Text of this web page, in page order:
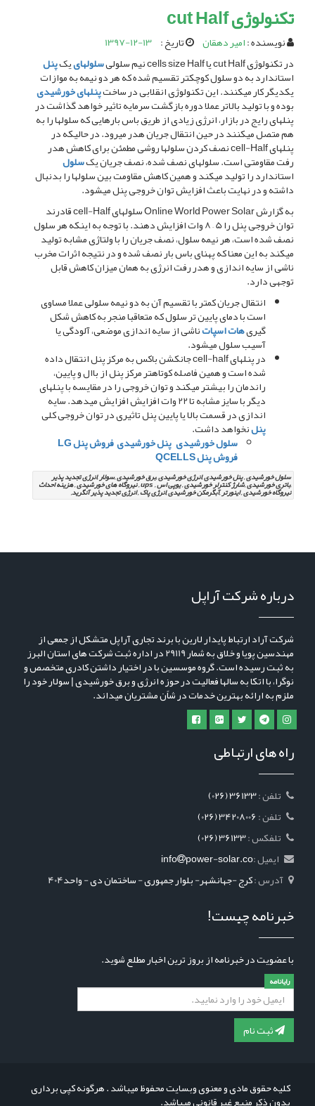
تکنولوژی cut Half
نویسنده :امیر دهقان تاریخ : 1397-12-13
در تکنولوژی cut Half یا cells size Half نیم سلولی
سلولهاییکپنل
استاندارد به دو سلول کوچکتر تقسیم شده که هر دو نیمه به موازات
یکدیگر کار میکنند. این تکنولوژی انقلابی در ساختپنلهای خورشیدی
بوده و با تولید بالاتر عملا دوره بازگشت سرمایه تاثیر خواهد گذاشت در
پنلهای رایج در بازار، انرژی زیادی از طریق باس بارهایی که سلولها را به
هم متصل میکنند در حین انتقال جریان هدر میرود. در حالیکه در
پنلهای cell-Half نصف کردن سلولها روشی مطمئن برای کاهش هدر
رفت مقاومتی است. سلولهای نصف شده، نصف جریان یکسلول
استاندارد را تولید میکند و همین کاهش مقاومت بین سلولها را بدنبال
داشته و در نهایت باعث افزایش توان خروجی پنل میشود.
به گزارش Online World Power Solar سلولهای cell-Half قادرند
توان خروجی پنل را 5 – 8 وات افزایش دهند. با توجه به اینکه هر سلول
نصف شده است، هر نیمه سلول، نصف جریان را با ولتاژی مشابه تولید
میکند به این معنا که پهنای باس بار نصف شده و در نتیجه اثرات مخرب
ناشی از سایه اندازی و هدر رفت انرژی به همان میزان کاهش قابل
توجهی دارد.
انتقال جریان کمتر با تقسیم آن به دو نیمه سلولی عملا مساوی
است با دمای پایین تر سلول که متعاقبا منجر به کاهش شکل
گیریهات اسپاتناشی از سایه اندازی موضعی، آلودگی یا
آسیب سلول میشود.
در پنلهای cell-half جانکشن باکس به مرکز پنل انتقال داده
شده است و همین فاصله کوتاهتر مرکز پنل از باال و پایین،
راندمان را بیشتر میکند و توان خروجی را در مقایسه با پنلهای
دیگر با سایز مشابه تا 22 وات افزایش افزایش میدهد. سایه
اندازی در قسمت بالا یا پایین پنل تاثیری در توان خروجی کلی
پنلنخواهد داشت.
سلول خورشیدی پنل خورشیدیفروش پنل LG
فروش پنل QCELLS
سلول خورشیدی , پنل خورشیدی ,انرژی خورشیدی ,برق خورشیدی ,سولار ,انرژی تجدید پذیر
,باتری خورشیدی ,شارژ کنترلر خورشیدی , یوپی اس , ups , نیروگاه های خورشیدی , هزینه احداث
نیروگاه خورشیدی , اینورتر ,آبگرمکن خورشیدی ,انرژی پاک , انرژِی تجدید پذیر آنگرید,
درباره شرکت آراپل
شرکت آراد ارتباط پایدار لارین با برند تجاری آراپل متشکل از جمعی از
مهندسین پویا و خلاق به شمار 29119 در اداره ثبت شرکت های استان البرز
به ثبت رسیده است. گروه موسسین با در اختیار داشتن کادری متخصص و
نوگرا، با اتکا به سالها فعالیت در حوزه انرژی و برق خورشیدی | سولار خود را
ملزم به ارائه بهترین خدمات در شاًن مشتریان میداند.
راه های ارتباطی
(026) 36133
(026) 34208006
(026) 36133
ایمیل :
info power-solar.co
آدرس :کرج -جهانشهر- بلوار جمهوری - ساختمان دی - واحد404
خبرنامه چیست!
با عضویت در خبرنامه از بروز ترین اخبار مطلع شوید.
رایانامه
ثبت نام
کلیه حقوق مادی و معنوی وبسایت محفوظ میباشد . هرگونه کپی برداری
بدون ذکر منبع غیر قانونی میباشد.